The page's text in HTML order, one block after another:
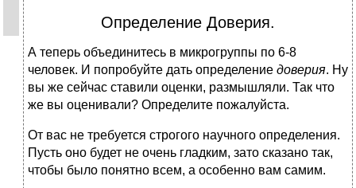
Определение Доверия.
А теперь объединитесь в микрогруппы по 6-8
человек. И попробуйте дать определение доверия. Ну
вы же сейчас ставили оценки, размышляли. Так что
же вы оценивали? Определите пожалуйста.
От вас не требуется строгого научного определения.
Пусть оно будет не очень гладким, зато сказано так,
чтобы было понятно всем, а особенно вам самим.